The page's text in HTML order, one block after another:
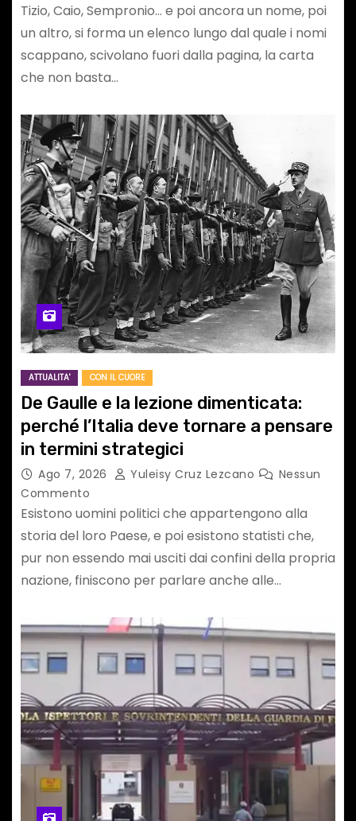
Tizio, Caio, Sempronio… e poi ancora un nome, poi
un altro, si forma un elenco lungo dal quale i nomi
scappano, scivolano fuori dalla pagina, la carta
che non basta…
ATTUALITA' CON IL CUORE
De Gaulle e la lezione dimenticata:
perché l’Italia deve tornare a pensare
in termini strategici
Ago 7, 2026 Yuleisy Cruz Lezcano
Nessun
Commento
Esistono uomini politici che appartengono alla
storia del loro Paese, e poi esistono statisti che,
pur non essendo mai usciti dai confini della propria
nazione, finiscono per parlare anche alle…